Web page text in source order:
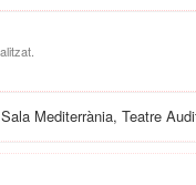
Sala Mediterrània, Teatre